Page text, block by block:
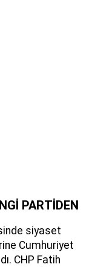
PARTİDEN
siyaset
Cumhuriyet
CHP Fatih